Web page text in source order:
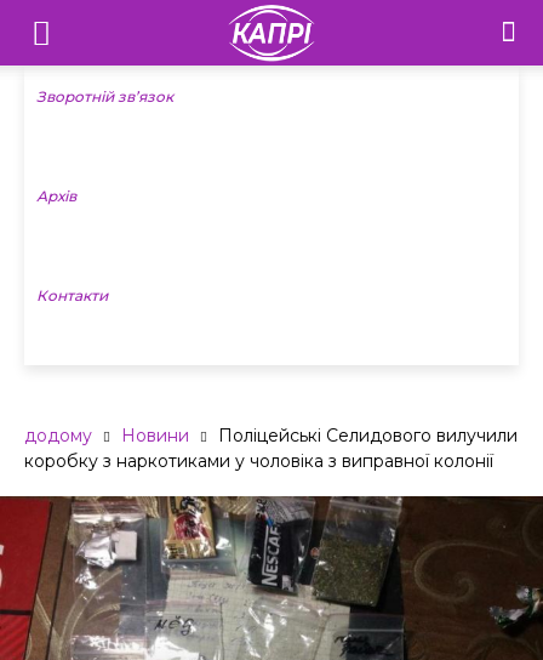
Телебачення
«Капрі»
Новини
Зворотній зв’язок
Архів
Контакти
додому Новини
Поліцейські Селидового вилучили
коробку з наркотиками у чоловіка з виправної колонії